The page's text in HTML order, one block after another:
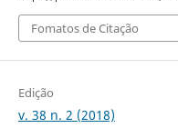
Fomatos de Citação
Edição
v. 38 n. 2 (2018)